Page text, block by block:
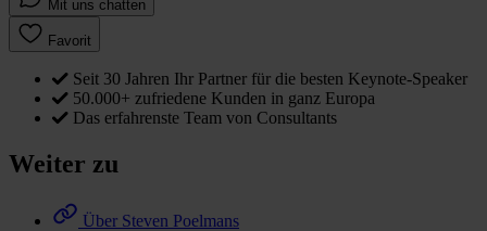
Mit uns chatten
Favorit
Seit 30 Jahren Ihr Partner für die besten Keynote-Speaker
50.000+ zufriedene Kunden in ganz Europa
Das erfahrenste Team von Consultants
Weiter zu
Über Steven Poelmans